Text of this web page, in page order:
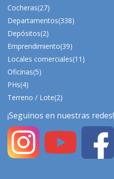
Cocheras(27)
Departamentos(338)
Depósitos(2)
Emprendimiento(39)
Locales comerciales(11)
Oficinas(5)
PHs(4)
Terreno / Lote(2)
¡Seguinos en nuestras redes!